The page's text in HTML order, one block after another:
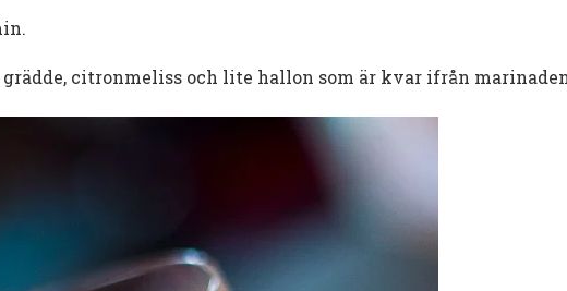
grädde, citronmeliss och lite hallon som är kvar ifrån